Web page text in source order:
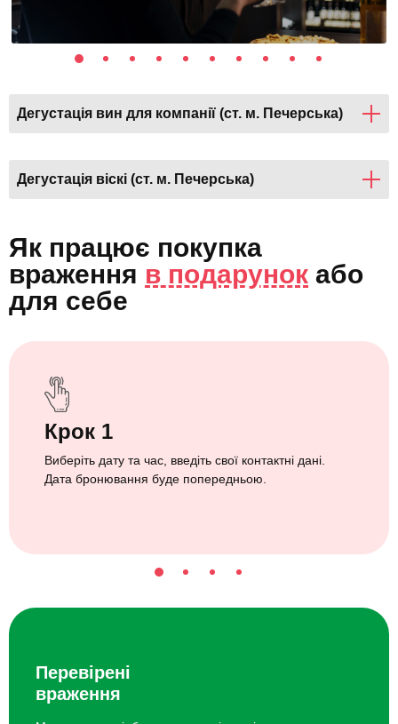
Дегустація вин для компанії (ст. м. Печерська)
Дегустація віскі (ст. м. Печерська)
Як працює покупка
враження в подарунок або
для себе
Крок 1
Виберіть дату та час, введіть свої контактні дані.
Дата бронювання буде попередньою.
Перевірені
враження